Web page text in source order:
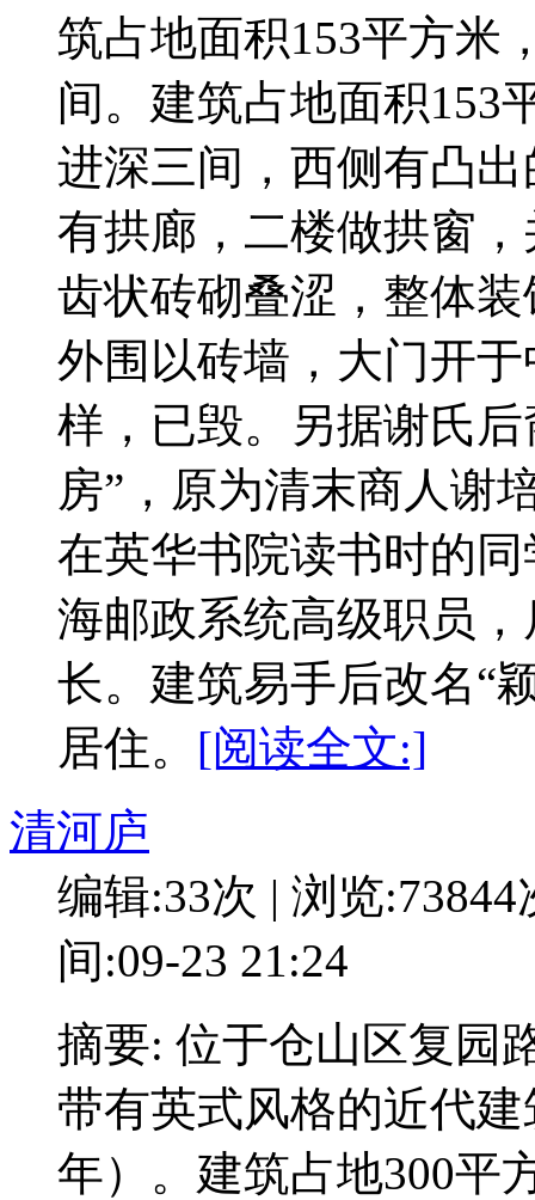
筑占地面积153平方米
间。建筑占地面积153
进深三间，西侧有凸
有拱廊，二楼做拱窗
齿状砖砌叠涩，整体
外围以砖墙，大门开
样，已毁。另据谢氏
房”，原为清末商人谢
在英华书院读书时的
海邮政系统高级职员
长。建筑易手后改名“
居住。 [阅读全文:]
清河庐
编辑:33次 | 浏览:73844
间:09-23 21:24
摘要: 位于仓山区复园
带有英式风格的近代
年）。建筑占地300平